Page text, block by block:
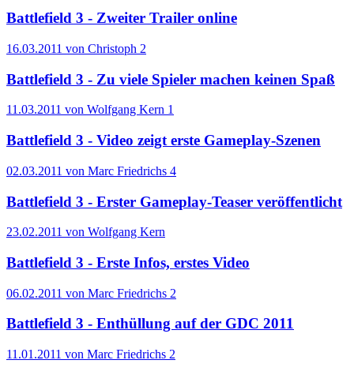
Battlefield 3 - Zweiter Trailer online
16.03.2011 von Christoph 2
Battlefield 3 - Zu viele Spieler machen keinen Spaß
11.03.2011 von Wolfgang Kern 1
Battlefield 3 - Video zeigt erste Gameplay-Szenen
02.03.2011 von Marc Friedrichs 4
Battlefield 3 - Erster Gameplay-Teaser veröffentlicht
23.02.2011 von Wolfgang Kern
Battlefield 3 - Erste Infos, erstes Video
06.02.2011 von Marc Friedrichs 2
Battlefield 3 - Enthüllung auf der GDC 2011
11.01.2011 von Marc Friedrichs 2